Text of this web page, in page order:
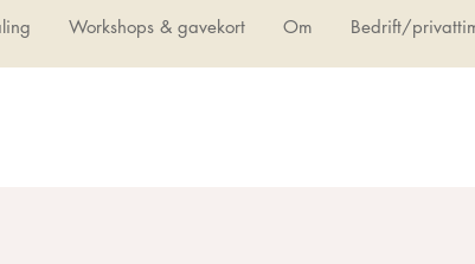
Workshops & gavekort Om Bedrift/